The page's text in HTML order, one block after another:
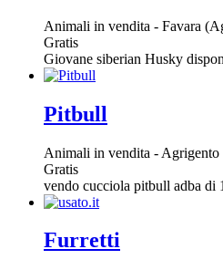
Animali in vendita - Favara
Gratis
Giovane siberian Husky
Pitbull
Animali in vendita -
Gratis
vendo cucciola pitbull adba di
Furretti